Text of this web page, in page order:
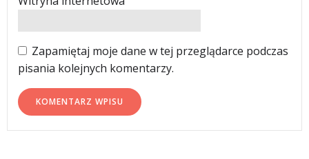
Zapamiętaj moje dane w tej przeglądarce podczas
pisania kolejnych komentarzy.